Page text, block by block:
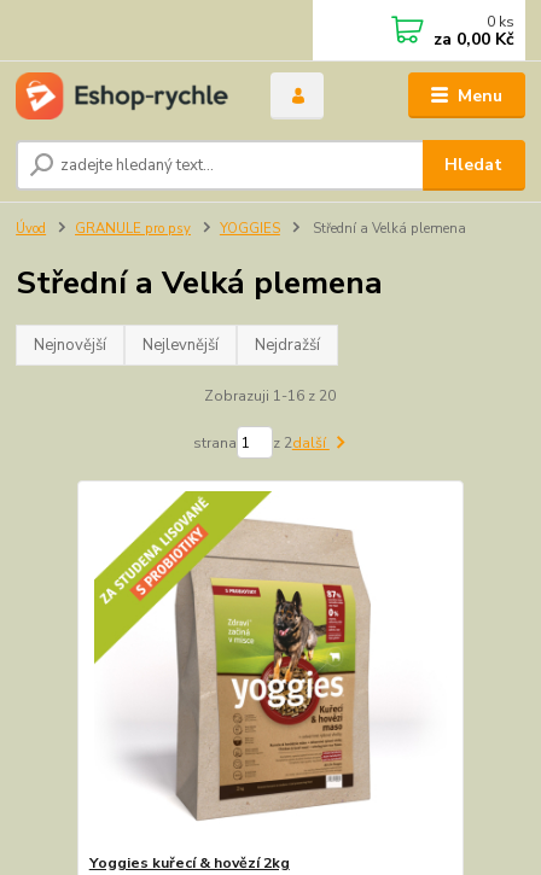
Menu
Hledat
0 ks
za 0,00 Kč
Úvod GRANULE pro psy YOGGIES Střední a Velká plemena
Střední a Velká plemena
Nejnovější Nejlevnější Nejdražší
Zobrazuji 1-16 z 20
strana z 2další
Yoggies kuřecí & hovězí 2kg